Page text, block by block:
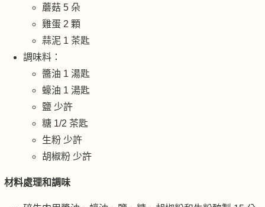
蘑菇 5 朵
雞蛋 2 顆
蒜泥 1 茶匙
調味料：
醬油 1 湯匙
蠔油 1 湯匙
鹽 少許
糖 1/2 茶匙
生粉 少許
胡椒粉 少許
材料處理和調味